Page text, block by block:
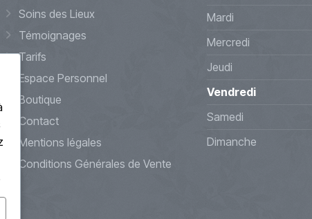
Soins des Lieux
Témoignages
Tarifs
Espace Personnel
Boutique
Contact
Mentions légales
Conditions Générales de Vente
Mardi
Mercredi
Jeudi
Vendredi
Samedi
Dimanche